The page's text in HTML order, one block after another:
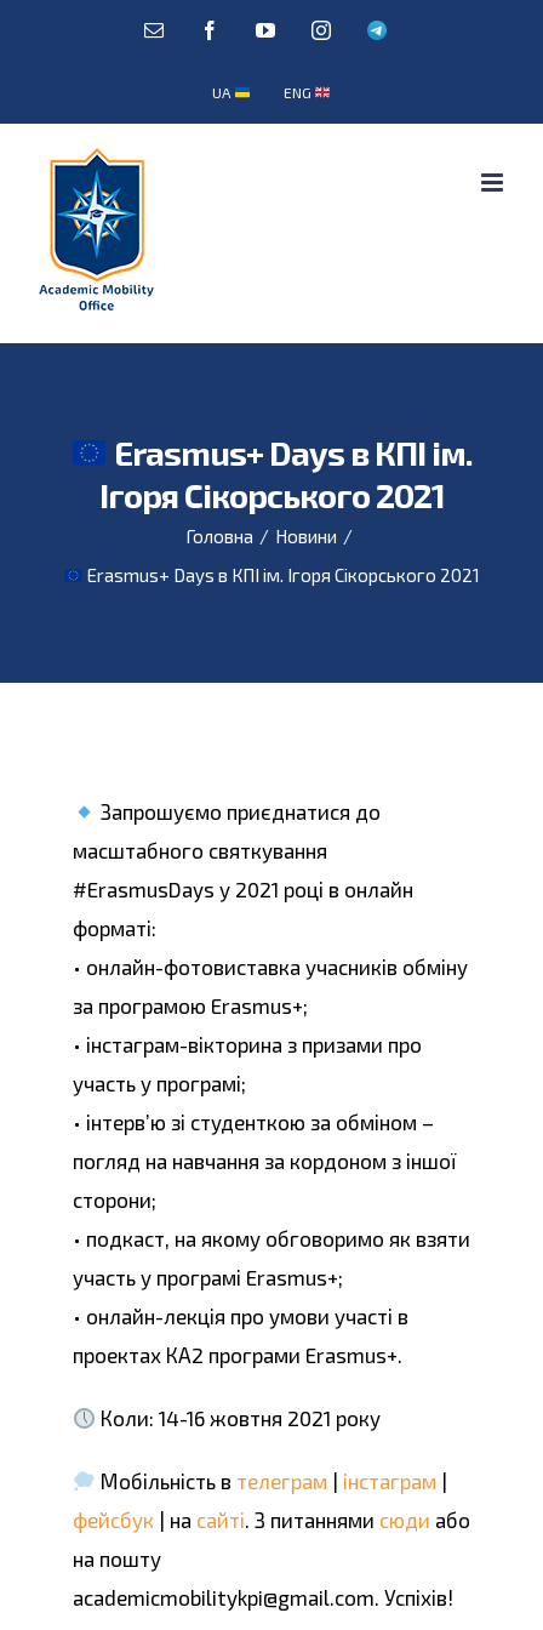
E-
FacebookYouTubeInstagramTelegram
UA ENG
Erasmus+ Days в КПІ ім.
Ігоря Сікорського 2021
Головна / Новини /
Erasmus+ Days в КПІ ім. Ігоря Сікорського 2021
Запрошуємо приєднатися до
масштабного святкування
#ErasmusDays у 2021 році в онлайн
форматі:
• онлайн-фотовиставка учасників обміну
за програмою Erasmus+;
• інстаграм-вікторина з призами про
участь у програмі;
• інтерв’ю зі студенткою за обміном –
погляд на навчання за кордоном з іншої
сторони;
• подкаст, на якому обговоримо як взяти
участь у програмі Erasmus+;
• онлайн-лекція про умови участі в
проектах КА2 програми Erasmus+.
Коли: 14-16 жовтня 2021 року
Мобільність в телеграм інстаграм
фейсбук | на сайті. З питаннями сюди або
на пошту
academicmobilitykpi@gmail.com. Успіхів!